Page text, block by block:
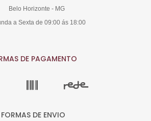
Belo Horizonte - MG
a Sexta de 09:00 ás 18:00
DE PAGAMENTO
FORMAS DE ENVIO